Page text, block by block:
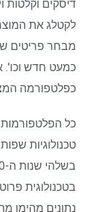
דיסקים וקלטות
לקטלג את
מבחר פריטים
כפלטפורמה
כל הפלטפורמות
טכנולוגיות
בטכנולוגית
נתונים מהימן